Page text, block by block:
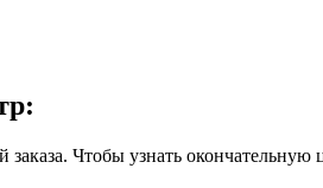
Чтобы узнать